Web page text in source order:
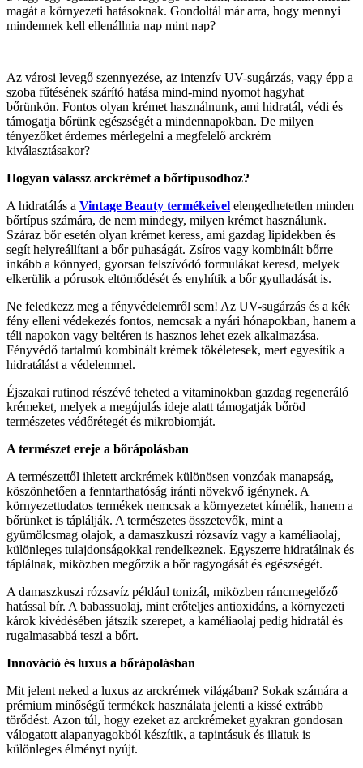
magát a környezeti hatásoknak. Gondoltál már arra, hogy mennyi
mindennek kell ellenállnia nap mint nap?
Az városi levegő szennyezése, az intenzív UV-sugárzás, vagy épp a
szoba fűtésének szárító hatása mind-mind nyomot hagyhat
bőrünkön. Fontos olyan krémet használnunk, ami hidratál, védi és
támogatja bőrünk egészségét a mindennapokban. De milyen
tényezőket érdemes mérlegelni a megfelelő arckrém
kiválasztásakor?
Hogyan válassz arckrémet a bőrtípusodhoz?
A hidratálás a Vintage Beauty termékeivel elengedhetetlen minden
bőrtípus számára, de nem mindegy, milyen krémet használunk.
Száraz bőr esetén olyan krémet keress, ami gazdag lipidekben és
segít helyreállítani a bőr puhaságát. Zsíros vagy kombinált bőrre
inkább a könnyed, gyorsan felszívódó formulákat keresd, melyek
elkerülik a pórusok eltömődését és enyhítik a bőr gyulladását is.
Ne feledkezz meg a fényvédelemről sem! Az UV-sugárzás és a kék
fény elleni védekezés fontos, nemcsak a nyári hónapokban, hanem a
téli napokon vagy beltéren is hasznos lehet ezek alkalmazása.
Fényvédő tartalmú kombinált krémek tökéletesek, mert egyesítik a
hidratálást a védelemmel.
Éjszakai rutinod részévé teheted a vitaminokban gazdag regeneráló
krémeket, melyek a megújulás ideje alatt támogatják bőröd
természetes védőrétegét és mikrobiomját.
A természet ereje a bőrápolásban
A természettől ihletett arckrémek különösen vonzóak manapság,
köszönhetően a fenntarthatóság iránti növekvő igénynek. A
környezettudatos termékek nemcsak a környezetet kímélik, hanem a
bőrünket is táplálják. A természetes összetevők, mint a
gyümölcsmag olajok, a damaszkuszi rózsavíz vagy a kaméliaolaj,
különleges tulajdonságokkal rendelkeznek. Egyszerre hidratálnak és
táplálnak, miközben megőrzik a bőr ragyogását és egészségét.
A damaszkuszi rózsavíz például tonizál, miközben ráncmegelőző
hatással bír. A babassuolaj, mint erőteljes antioxidáns, a környezeti
károk kivédésében játszik szerepet, a kaméliaolaj pedig hidratál és
rugalmasabbá teszi a bőrt.
Innováció és luxus a bőrápolásban
Mit jelent neked a luxus az arckrémek világában? Sokak számára a
prémium minőségű termékek használata jelenti a kissé extrább
törődést. Azon túl, hogy ezeket az arckrémeket gyakran gondosan
válogatott alapanyagokból készítik, a tapintásuk és illatuk is
különleges élményt nyújt.